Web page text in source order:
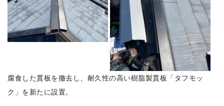
腐食した貫板を撤去し、耐久性の高い樹脂製貫板「タフモッ
ク」を新たに設置。